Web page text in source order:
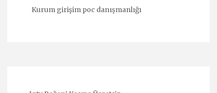
Kurum girişim poc danışmanlığı